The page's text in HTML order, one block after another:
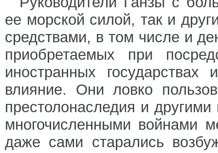
ее морской силой, так и
средствами, в том числе и
приобретаемых при
иностранных
влияние. Они ловко
престолонаследия и
многочисленными войнами
даже сами старались